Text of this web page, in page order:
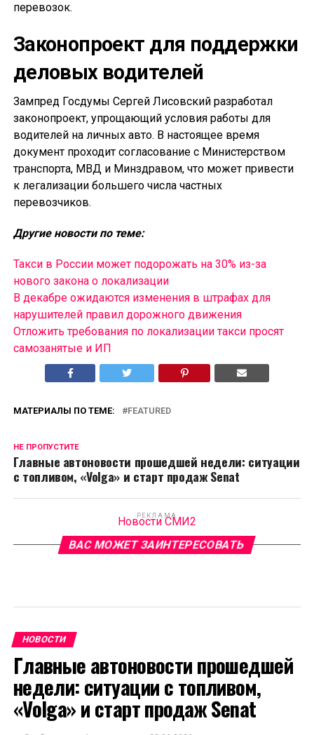
перевозок.
Законопроект для поддержки
деловых водителей
Зампред Госдумы Сергей Лисовский разработал
законопроект, упрощающий условия работы для
водителей на личных авто. В настоящее время
документ проходит согласование с Министерством
транспорта, МВД и Минздравом, что может привести
к легализации большего числа частных
перевозчиков.
Другие новости по теме:
Такси в России может подорожать на 30% из-за
нового закона о локализации
В декабре ожидаются изменения в штрафах для
нарушителей правил дорожного движения
Отложить требования по локализации такси просят
самозанятые и ИП
МАТЕРИАЛЫ ПО ТЕМЕ: FEATURED
НЕ ПРОПУСТИТЕ
Главные автоновости прошедшей недели: ситуации
с топливом, «Volga» и старт продаж Senat
РЕКЛАМА
Новости СМИ2
ВАС МОЖЕТ ЗАИНТЕРЕСОВАТЬ
НОВОСТИ
Главные автоновости прошедшей
недели: ситуации с топливом,
«Volga» и старт продаж Senat